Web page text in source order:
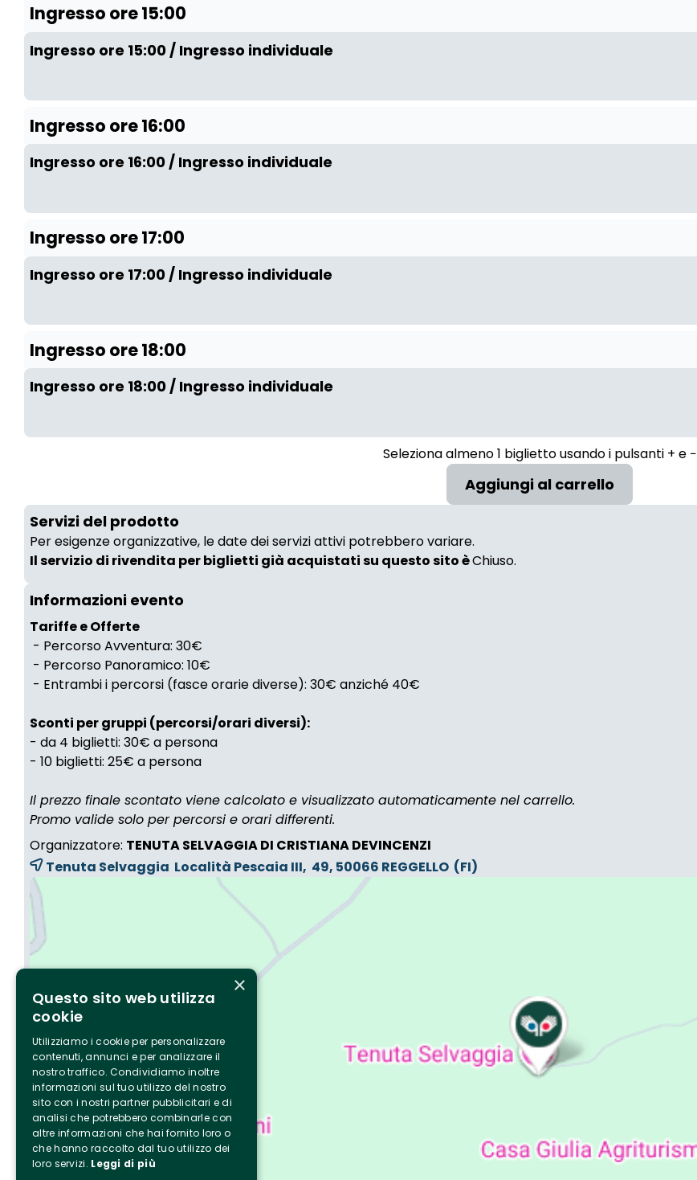
Ingresso ore 15:00
Ingresso ore 15:00 / Ingresso individuale
Ingresso ore 16:00
Ingresso ore 16:00 / Ingresso individuale
Ingresso ore 17:00
Ingresso ore 17:00 / Ingresso individuale
Ingresso ore 18:00
Ingresso ore 18:00 / Ingresso individuale
Seleziona almeno 1 biglietto usando i pulsanti + e −
Servizi del prodotto
Per esigenze organizzative, le date dei servizi attivi potrebbero variare.
Il servizio di rivendita per biglietti già acquistati su questo sito èChiuso.
Informazioni evento
Tariffe e Offerte
- Percorso Avventura: 30€
- Percorso Panoramico: 10€
- Entrambi i percorsi (fasce orarie diverse): 30€ anziché 40€
Sconti per gruppi (percorsi/orari diversi):
- da 4 biglietti: 30€ a persona
- 10 biglietti: 25€ a persona
Il prezzo finale scontato viene calcolato e visualizzato automaticamente nel carrello.
Promo valide solo per percorsi e orari differenti.
Organizzatore: TENUTA SELVAGGIA DI CRISTIANA DEVINCENZI
Tenuta Selvaggia Località Pescaia III, 49, 50066 REGGELLO (FI)
×
Questo sito web utilizza
cookie
Utilizziamo i cookie per personalizzare
contenuti, annunci e per analizzare il
nostro traffico. Condividiamo inoltre
informazioni sul tuo utilizzo del nostro
sito con i nostri partner pubblicitari e di
analisi che potrebbero combinarle con
altre informazioni che hai fornito loro o
che hanno raccolto dal tuo utilizzo dei
loro servizi. Leggi di più